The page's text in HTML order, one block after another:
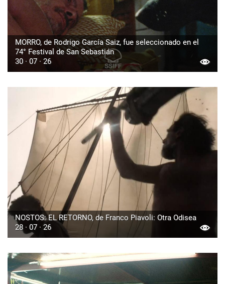
MORRO, de Rodrigo García Saiz, fue seleccionado en el
74° Festival de San Sebastián
30 · 07 · 26
NOSTOS: EL RETORNO, de Franco Piavoli: Otra Odisea
28 · 07 · 26